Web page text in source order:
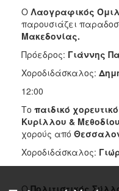
Ο Λαογραφικός
παρουσιάζει
Μακεδονίας.
Πρόεδρος: Γιάννης
Χοροδιδάσκαλος:
12:00
Το παιδικό
Κυρίλλου &
χορούς από
Χοροδιδάσκαλος:
ΟΠολιτιστικός